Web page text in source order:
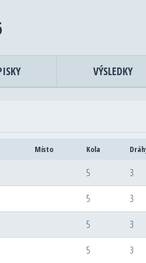
VÝSLEDKY
Místo Kola
5
3
5
3
5
3
5 3